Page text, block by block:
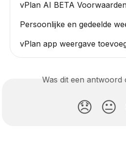
vPlan AI BETA
Persoonlijke en gedeelde
vPlan app weergave
Was dit een antwoord
😞 😐